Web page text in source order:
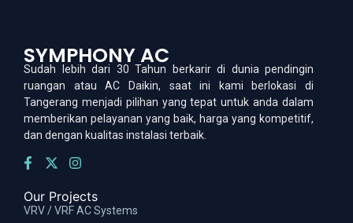
SYMPHONY AC
Sudah lebih dari 30 Tahun berkarir di dunia pendingin
ruangan atau AC Daikin, saat ini kami berlokasi di
Tangerang menjadi pilihan yang tepat untuk anda dalam
memberikan pelayanan yang baik, harga yang kompetitif,
dan dengan kualitas instalasi terbaik.
Our Projects
VRV / VRF AC Systems